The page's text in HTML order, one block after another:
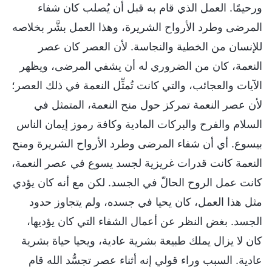
ورحيمًا. العمل الذي قام به قبل أن يُصلب كان شفاء
المرضى وطرد الأرواح الشريرة، وهذا العمل بشَّر بخلاصه
للإنسان من الخطية والنجاسة. لأن العصر كان عصر
النعمة، كان من الضروري له أن يشفي المرضى، ويظهر
الآيات والعجائب، والتي كانت تُمثِّل النعمة في ذلك العصر؛
لأن عصر النعمة تمركز حول منح النعمة، المتمثل في
السلام والفرح والبركات المادية وكافة رموز إيمان الناس
بيسوع. أي أن شفاء المرضى وطرد الأرواح الشريرة ومنح
النعمة كانت قدرات غريزية لجسد يسوع في عصر النعمة،
كانت عمل الروح الحالّ في الجسد. لكن مع أنه كان يؤدي
مثل هذا العمل، كان يحيا في جسده، ولم يتجاوز حدود
الجسد. بغض النظر عن أعمال الشفاء التي كان يؤديها،
كان لا يزال يملك طبيعة بشرية عادية، ويحيا حياة بشرية
عادية. السبب وراء قولي إنه أثناء عصر تجسُّد الله قام